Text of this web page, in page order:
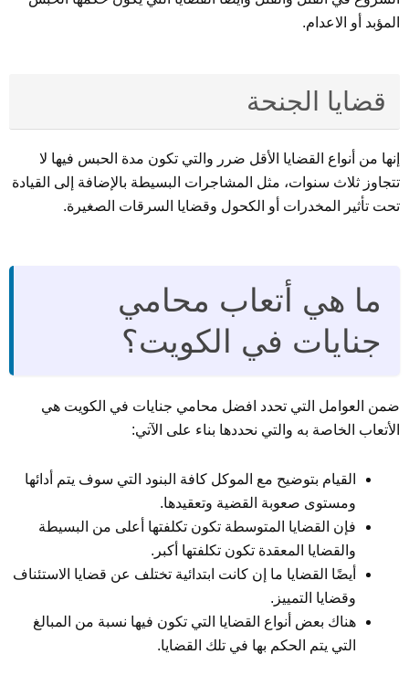
المؤبد أو الاعدام.
قضايا الجنحة
إنها من أنواع القضايا الأقل ضرر والتي تكون مدة الحبس فيها لا
تتجاوز ثلاث سنوات، مثل المشاجرات البسيطة بالإضافة إلى القيادة
تحت تأثير المخدرات أو الكحول وقضايا السرقات الصغيرة.
ما هي أتعاب محامي
جنايات في الكويت؟
ضمن العوامل التي تحدد افضل محامي جنايات في الكويت هي
الأتعاب الخاصة به والتي نحددها بناء على الآتي:
القيام بتوضيح مع الموكل كافة البنود التي سوف يتم أدائها
ومستوى صعوبة القضية وتعقيدها.
فإن القضايا المتوسطة تكون تكلفتها أعلى من البسيطة
والقضايا المعقدة تكون تكلفتها أكبر.
أيضًا القضايا ما إن كانت ابتدائية تختلف عن قضايا الاستئناف
وقضايا التمييز.
هناك بعض أنواع القضايا التي تكون فيها نسبة من المبالغ
التي يتم الحكم بها في تلك القضايا.